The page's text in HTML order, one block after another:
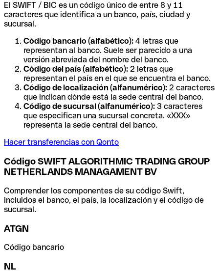
El SWIFT / BIC es un código único de entre 8 y 11
caracteres que identifica a un banco, país, ciudad y
sucursal.
Código bancario (alfabético): 4 letras que
representan al banco. Suele ser parecido a una
versión abreviada del nombre del banco.
Código del país (alfabético): 2 letras que
representan el país en el que se encuentra el banco.
Código de localización (alfanumérico): 2 caracteres
que indican dónde está la sede central del banco.
Código de sucursal (alfanumérico): 3 caracteres
que especifican una sucursal concreta. «XXX»
representa la sede central del banco.
Hacer transferencias con Qonto
Código SWIFT ALGORITHMIC TRADING GROUP
NETHERLANDS MANAGAMENT BV
Comprender los componentes de su código Swift,
incluidos el banco, el país, la localización y el código de
sucursal.
ATGN
Código bancario
NL